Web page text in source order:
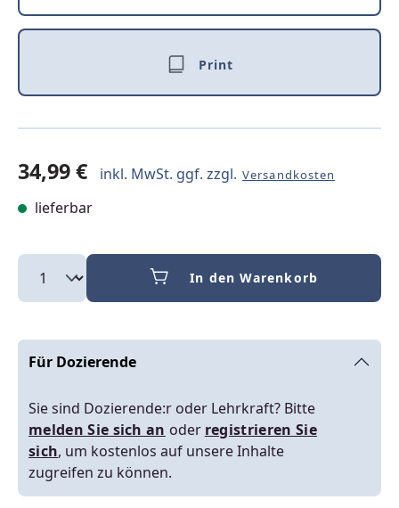
Print
34,99 € inkl. MwSt. ggf. zzgl. Versandkosten
lieferbar
In den Warenkorb
Für Dozierende
Sie sind Dozierende:r oder Lehrkraft? Bitte
melden Sie sich an oder registrieren Sie
sich, um kostenlos auf unsere Inhalte
zugreifen zu können.